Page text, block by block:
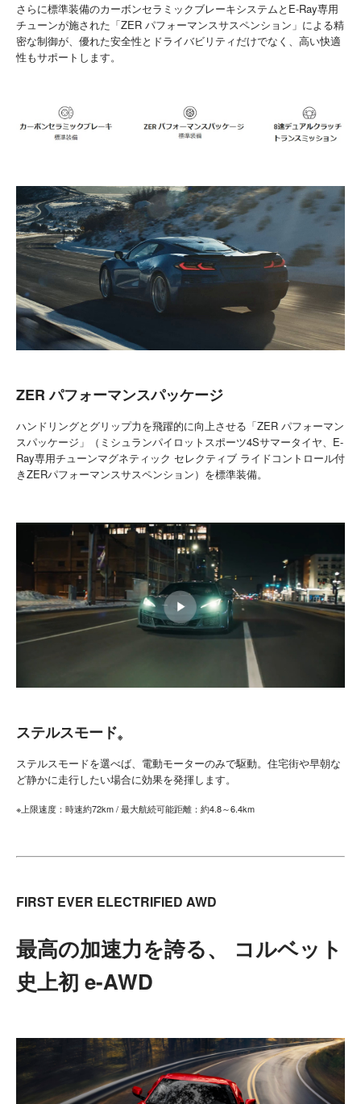
さらに標準装備のカーボンセラミックブレーキシステムとE-Ray専用
チューンが施された「ZER パフォーマンスサスペンション」による精
密な制御が、優れた安全性とドライバビリティだけでなく、高い快適
性もサポートします。
ZER パフォーマンスパッケージ
ハンドリングとグリップ力を飛躍的に向上させる「ZER パフォーマン
スパッケージ」（ミシュランパイロットスポーツ4Sサマータイヤ、E-
Ray専用チューンマグネティック セレクティブ ライドコントロール付
きZERパフォーマンスサスペンション）を標準装備。
ステルスモード※
ステルスモードを選べば、電動モーターのみで駆動。住宅街や早朝な
ど静かに走行したい場合に効果を発揮します。
※上限速度：時速約72km / 最大航続可能距離：約4.8～6.4km
FIRST EVER ELECTRIFIED AWD
最高の加速力を誇る、 コルベット
史上初 e-AWD